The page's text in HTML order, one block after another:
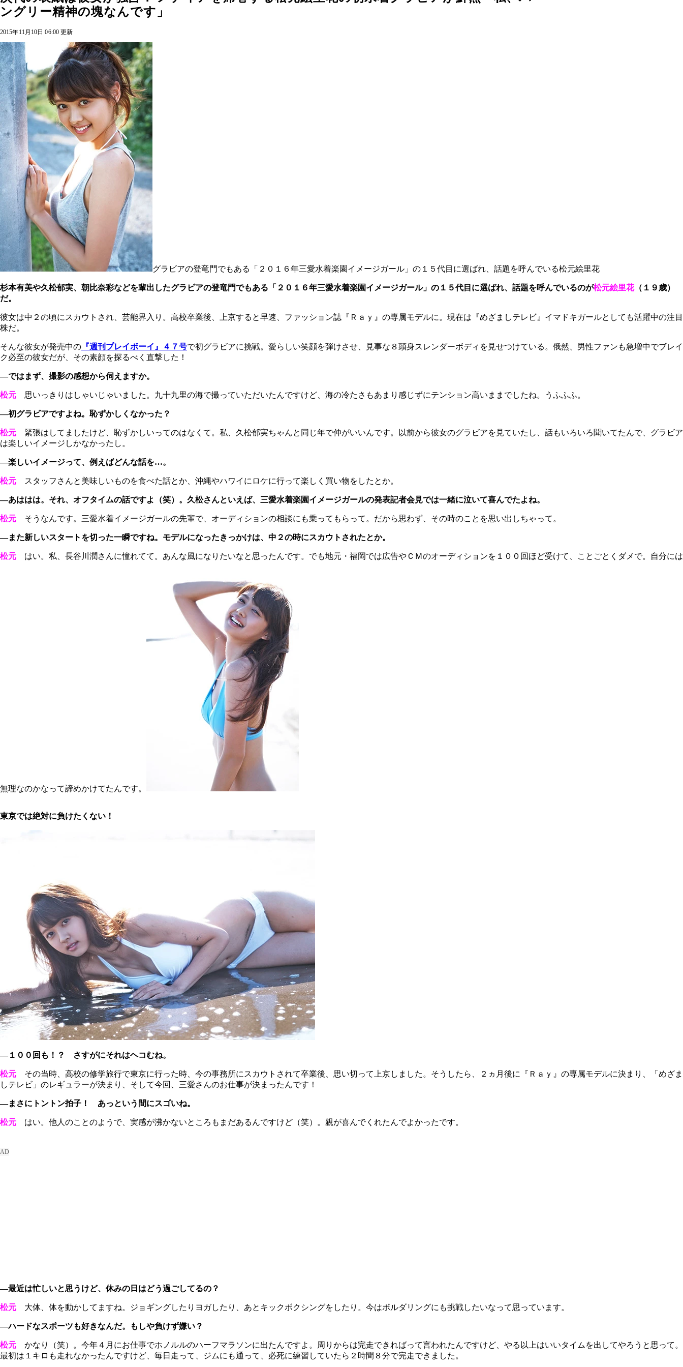
ングリー精神の塊なんです」
2015年11月10日 06:00 更新
グラビアの登竜門でもある「２０１６年三愛水着楽園イメージガール」の１５代目に選ばれ、話題を呼んでいる松元絵里花
杉本有美や久松郁実、朝比奈彩などを輩出したグラビアの登竜門でもある「２０１６年三愛水着楽園イメージガール」の１５代目に選ばれ、話題を呼んでいるのが松元絵里花（１９歳）
だ。
彼女は中２の頃にスカウトされ、芸能界入り。高校卒業後、上京すると早速、ファッション誌『Ｒａｙ』の専属モデルに。現在は『めざましテレビ』イマドキガールとしても活躍中の注目
株だ。
そんな彼女が発売中の 『週刊プレイボーイ』４７号で初グラビアに挑戦。愛らしい笑顔を弾けさせ、見事な８頭身スレンダーボディを見せつけている。俄然、男性ファンも急増中でブレイ
ク必至の彼女だが、その素顔を探るべく直撃した！
―ではまず、撮影の感想から伺えますか。
松元 思いっきりはしゃいじゃいました。九十九里の海で撮っていただいたんですけど、海の冷たさもあまり感じずにテンション高いままでしたね。うふふふ。
―初グラビアですよね。恥ずかしくなかった？
松元
緊張はしてましたけど、恥ずかしいってのはなくて。私、久松郁実ちゃんと同じ年で仲がいいんです。以前から彼女のグラビアを見ていたし、話もいろいろ聞いてたんで、グラビア
は楽しいイメージしかなかったし。
―楽しいイメージって、例えばどんな話を…。
松元 スタッフさんと美味しいものを食べた話とか、沖縄やハワイにロケに行って楽しく買い物をしたとか。
―あははは。それ、オフタイムの話ですよ（笑）。久松さんといえば、三愛水着楽園イメージガールの発表記者会見では一緒に泣いて喜んでたよね。
松元 そうなんです。三愛水着イメージガールの先輩で、オーディションの相談にも乗ってもらって。だから思わず、その時のことを思い出しちゃって。
―また新しいスタートを切った一瞬ですね。モデルになったきっかけは、中２の時にスカウトされたとか。
松元 はい。私、長谷川潤さんに憧れてて。あんな風になりたいなと思ったんです。でも地元・福岡では広告やＣＭのオーディションを１００回ほど受けて、ことごとくダメで。自分には
無理なのかなって諦めかけてたんです。
東京では絶対に負けたくない！
―１００回も！？ さすがにそれはヘコむね。
松元 その当時、高校の修学旅行で東京に行った時、今の事務所にスカウトされて卒業後、思い切って上京しました。そうしたら、２ヵ月後に『Ｒａｙ』の専属モデルに決まり、「めざま
しテレビ」のレギュラーが決まり、そして今回、三愛さんのお仕事が決まったんです！
―まさにトントン拍子！ あっという間にスゴいね。
松元 はい。他人のことのようで、実感が沸かないところもまだあるんですけど（笑）。親が喜んでくれたんでよかったです。
―最近は忙しいと思うけど、休みの日はどう過ごしてるの？
松元 大体、体を動かしてますね。ジョギングしたりヨガしたり、あとキックボクシングをしたり。今はボルダリングにも挑戦したいなって思っています。
―ハードなスポーツも好きなんだ。もしや負けず嫌い？
松元 かなり（笑）。今年４月にお仕事でホノルルのハーフマラソンに出たんですよ。周りからは完走できればって言われたんですけど、やる以上はいいタイムを出してやろうと思って。
最初は１キロも走れなかったんですけど、毎日走って、ジムにも通って、必死に練習していたら２時間８分で完走できました。